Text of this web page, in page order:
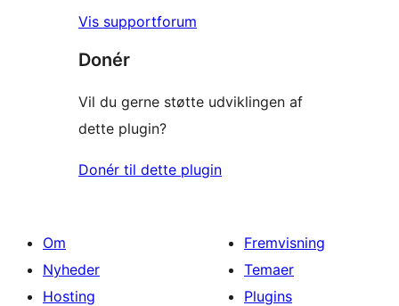
Vis supportforum
Donér
Vil du gerne støtte udviklingen af
dette plugin?
Donér til dette plugin
Om
Nyheder
Hosting
Fremvisning
Temaer
Plugins